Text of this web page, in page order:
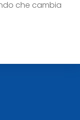
che cambia